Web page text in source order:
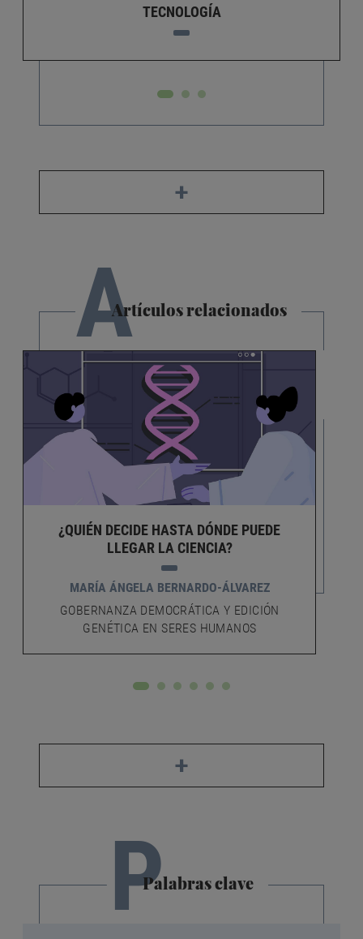
TECNOLOGÍA
+
AArtículos relacionados
¿QUIÉN DECIDE HASTA DÓNDE PUEDE
LLEGAR LA CIENCIA?
MARÍA ÁNGELA BERNARDO-ÁLVAREZ
GOBERNANZA DEMOCRÁTICA Y EDICIÓN
GENÉTICA EN SERES HUMANOS
+
PPalabras clave